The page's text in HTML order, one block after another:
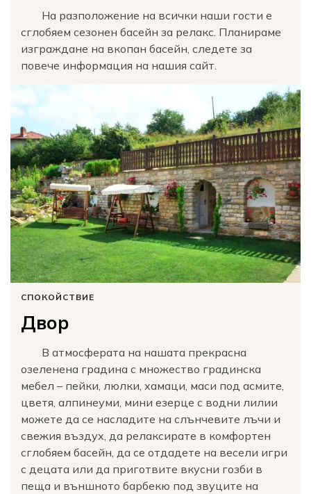
На разположение на всички наши гости е
сглобяем сезонен басейн за релакс. Планираме
изграждане на вкопан басейн, следете за
повече информация на нашия сайт.
СПОКОЙСТВИЕ
Двор
В атмосферата на нашата прекрасна
озеленена градина с множество градинска
мебел – пейки, люлки, хамаци, маси под асмите,
цветя, алпинеуми, мини езерце с водни лилии
можете да се насладите на слънчевите лъчи и
свежия въздух, да релаксирате в комфортен
сглобяем басейн, да се отдадете на весели игри
с децата или да приготвите вкусни гозби в
пеща и външното барбекю под звуците на